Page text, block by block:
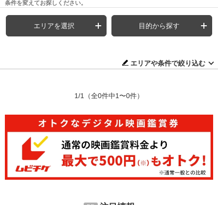
条件を変えてお探しください。
エリアを選択 目的から探す
エリアや条件で絞り込む
1/1 （全0件中1〜0件）